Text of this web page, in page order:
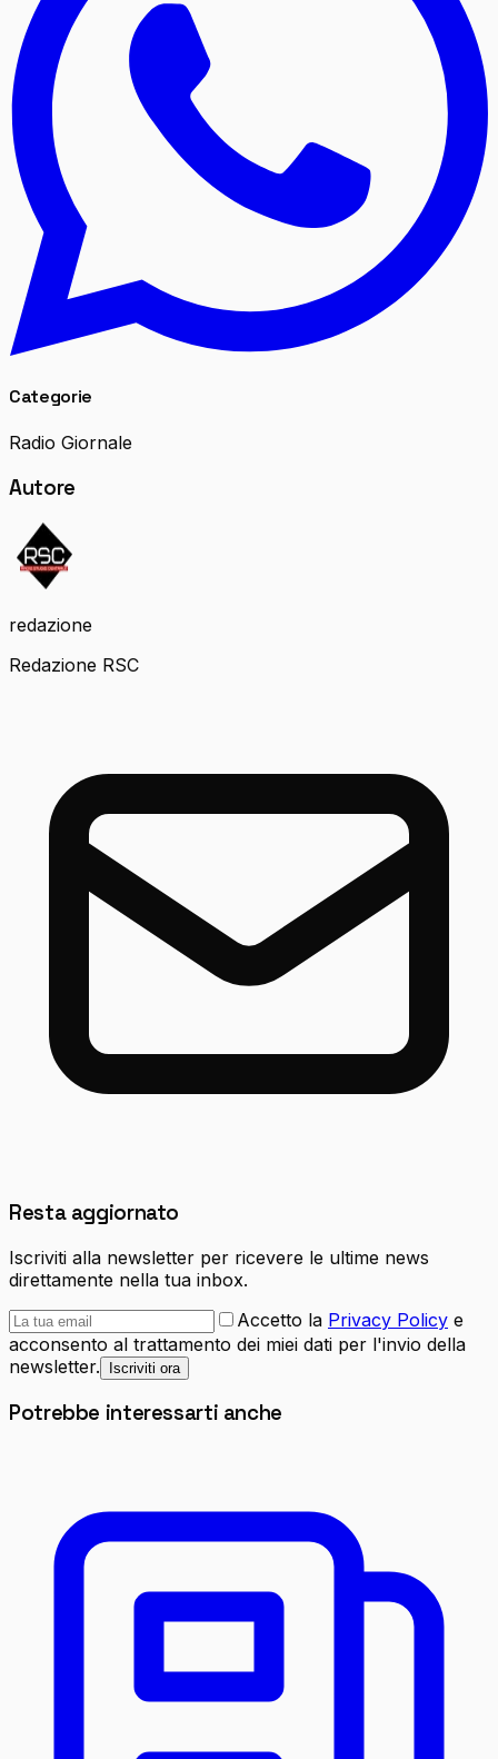
Categorie
Radio Giornale
Autore
redazione
Redazione RSC
Resta aggiornato
Iscriviti alla newsletter per ricevere le ultime news
direttamente nella tua inbox.
Accetto la Privacy Policy e
acconsento al trattamento dei miei dati per l'invio della
newsletter.
Iscriviti ora
Potrebbe interessarti anche